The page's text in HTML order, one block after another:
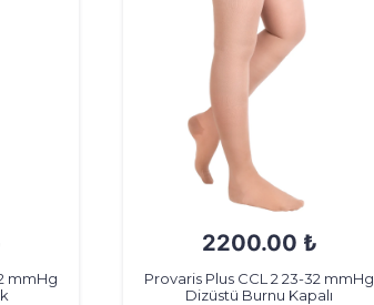
mmHg
2200.00 ₺
Provaris Plus CCL 2 23-32 mmHg
Dizüstü Burnu Kapalı